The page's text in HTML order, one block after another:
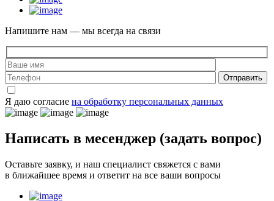
Напишите нам — мы всегда на связи
Отправить
Я даю согласие на обработку персональных данных
Написать в месенджер (задать вопрос)
Оставьте заявку, и наш специалист свяжется с вами
в ближайшее время и ответит на все ваши вопросы